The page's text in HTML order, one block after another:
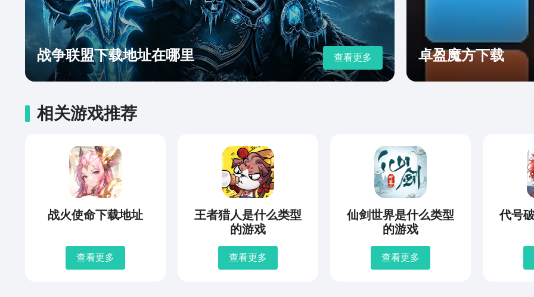
战争联盟下载地址在哪里 查看更多 卓盈魔方下载
相关游戏推荐
战火使命下载地址
查看更多
王者猎人是什么类型
的游戏
查看更多
仙剑世界是什么类型
的游戏
查看更多
代号